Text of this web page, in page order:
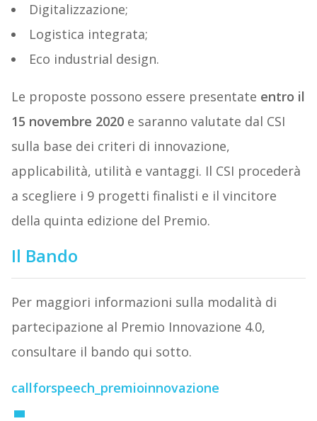
Digitalizzazione;
Logistica integrata;
Eco industrial design.
Le proposte possono essere presentate entro il
15 novembre 2020e saranno valutate dal CSI
sulla base dei criteri di innovazione,
applicabilità, utilità e vantaggi. Il CSI procederà
a scegliere i 9 progetti finalisti e il vincitore
della quinta edizione del Premio.
Il Bando
Per maggiori informazioni sulla modalità di
partecipazione al Premio Innovazione 4.0,
consultare il bando qui sotto.
callforspeech_premioinnovazione